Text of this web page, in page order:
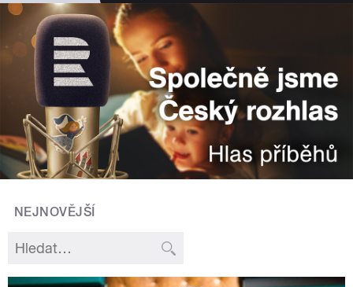
NEJNOVĚJŠÍ